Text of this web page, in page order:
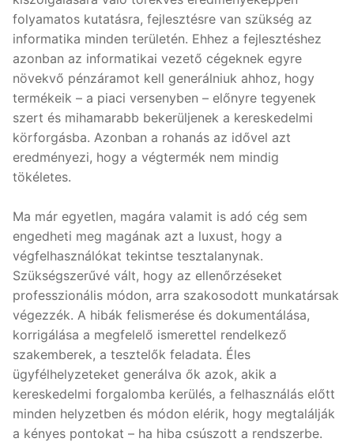
folyamatos kutatásra, fejlesztésre van szükség az
informatika minden területén. Ehhez a fejlesztéshez
azonban az informatikai vezető cégeknek egyre
növekvő pénzáramot kell generálniuk ahhoz, hogy
termékeik – a piaci versenyben – előnyre tegyenek
szert és mihamarabb bekerüljenek a kereskedelmi
körforgásba. Azonban a rohanás az idővel azt
eredményezi, hogy a végtermék nem mindig
tökéletes.
Ma már egyetlen, magára valamit is adó cég sem
engedheti meg magának azt a luxust, hogy a
végfelhasználókat tekintse tesztalanynak.
Szükségszerűvé vált, hogy az ellenőrzéseket
professzionális módon, arra szakosodott munkatársak
végezzék. A hibák felismerése és dokumentálása,
korrigálása a megfelelő ismerettel rendelkező
szakemberek, a tesztelők feladata. Éles
ügyfélhelyzeteket generálva ők azok, akik a
kereskedelmi forgalomba kerülés, a felhasználás előtt
minden helyzetben és módon elérik, hogy megtalálják
a kényes pontokat – ha hiba csúszott a rendszerbe.